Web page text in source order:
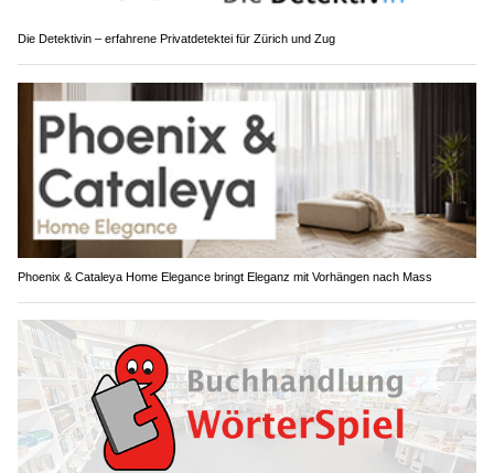
Die Detektivin – erfahrene Privatdetektei für Zürich und Zug
Phoenix & Cataleya Home Elegance bringt Eleganz mit Vorhängen nach Mass